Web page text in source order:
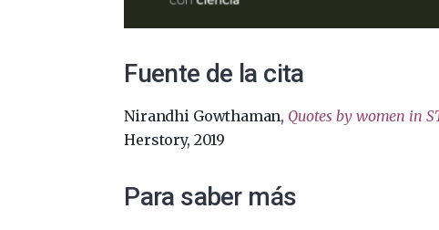
Fuente de la cita
Nirandhi Gowthaman, Quotes by women in
Herstory, 2019
Para saber más